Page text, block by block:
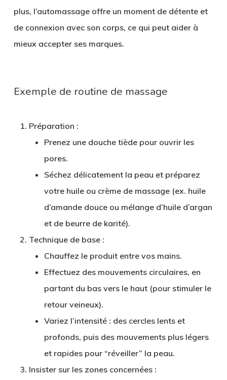
plus, l’automassage offre un moment de détente et
de connexion avec son corps, ce qui peut aider à
mieux accepter ses marques.
Exemple de routine de massage
Préparation :
Prenez une douche tiède pour ouvrir les
pores.
Séchez délicatement la peau et préparez
votre huile ou crème de massage (ex. huile
d’amande douce ou mélange d’huile d’argan
et de beurre de karité).
Technique de base:
Chauffez le produit entre vos mains.
Effectuez des mouvements circulaires, en
partant du bas vers le haut (pour stimuler le
retour veineux).
Variez l’intensité : des cercles lents et
profonds, puis des mouvements plus légers
et rapides pour “réveiller” la peau.
Insister sur les zones concernées: